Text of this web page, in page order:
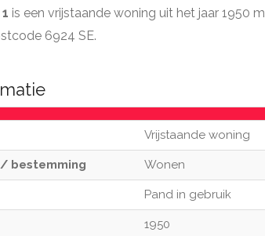
is een vrijstaande woning uit het jaar 1950
6924 SE.
Vrijstaande woning
bestemming Wonen
Pand in gebruik
1950